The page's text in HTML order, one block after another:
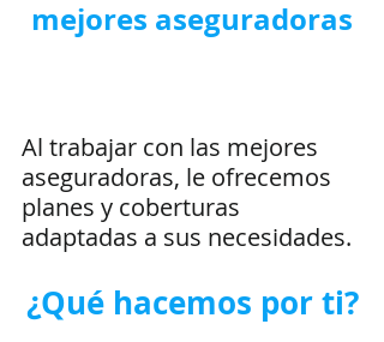
mejores aseguradoras
Al trabajar con las mejores
aseguradoras, le ofrecemos
planes y coberturas
adaptadas a sus necesidades.
¿Qué hacemos por ti?